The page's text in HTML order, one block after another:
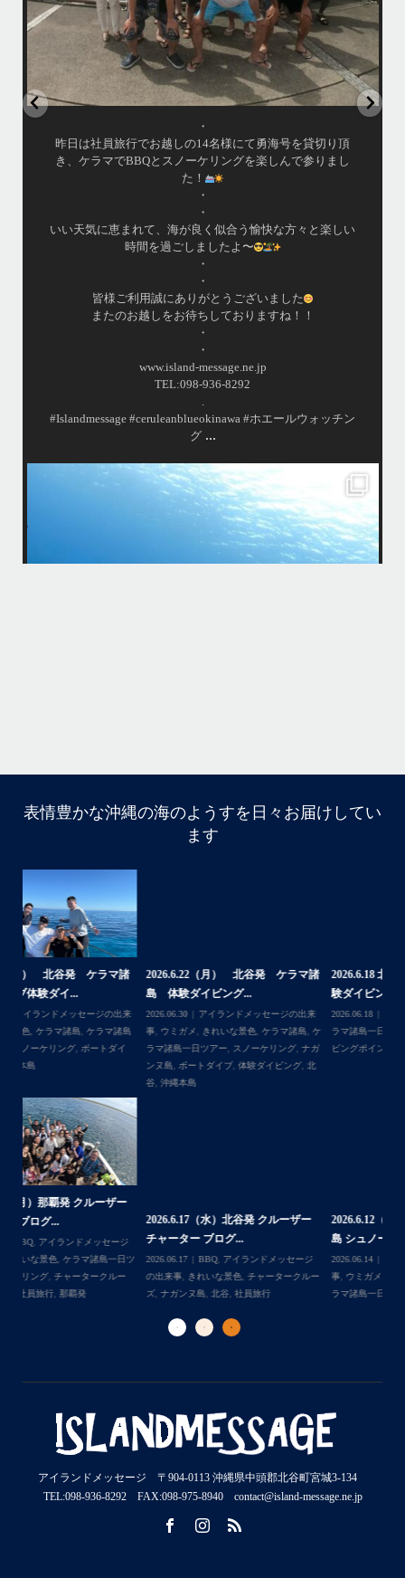
・
昨日は社員旅行でお越しの14名様にて勇海号を貸切り頂
き、ケラマでBBQとスノーケリングを楽しんで参りまし
た！
・
・
いい天気に恵まれて、海が良く似合う愉快な方々と楽しい
時間を過ごしましたよ〜
・
・
皆様ご利用誠にありがとうございました
またのお越しをお待ちしておりますね！！
・
・
www.island-message.ne.jp
TEL:098-936-8292
#Islandmessage #ceruleanblueokinawa #ホエールウォッチン
グ ...
island.message
・
・
はいさい！
4月後半の沖縄は天気予報が不安定で惑わされております…
大雨予報でもけっきょく晴れてたり一時的だったりで…
・
大雨予報でもけっきょく晴れてたり一時的だったりで…
「やっぱり海行けば良かった〜！」と後悔しそうな方がた
くさんいそうで心配です、、
・
この時期は魚が多くめずらしい生物に会える確率が高いの
表情豊かな沖縄の海のようすを日々お届けしてい
ます
2026.6.22（月） 北谷発 ケラマ諸
島 体験ダイビング...
2026.06.30
アイランドメッセージの出来
事,ウミガメ,きれいな景色 ケラマ諸島,ケ
ラマ諸島一日ツアー,スノーケリング,ナガ
ンヌ島
体験ダイビング ,北
2026.6.18 北谷発 慶良間行き 体
験ダイビングブログ
2026.06.18 きれいな景色, ケラマ諸島,ケ
ラマ諸島一日ツアー,スノーケリング,ダイ
ビングポイント,体験ダイビング,北谷
2026.6.17（水）北谷発 クルーザー
チャーター ブログ...
2026.06.17 BBQ,アイランドメッセージ
の出来事,きれいな景色,チャータークルー
ズ,ナガンヌ島,
2026.6.12（金） 北谷発 ケラマ諸
島 シュノーケリン...
2026.06.14
アイランドメッセージの出来
事,ウミガメ,きれいな景色, ケラマ諸島,ケ
ラマ諸島一日ツアー
アイランドメッセージ 〒904-0113 沖縄県中頭郡北谷町宮城3-134
TEL:098-936-8292 FAX:098-975-8940 contact@island-message.ne.jp